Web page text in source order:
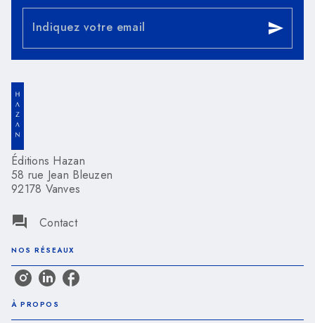
Indiquez votre email send
Éditions Hazan
58 rue Jean Bleuzen
92178 Vanves
question_answer Contact
NOS RÉSEAUX
À PROPOS